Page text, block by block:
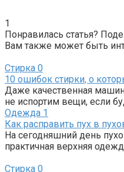
1
Понравилась статья?
Вам также может быть
Стирка 0
10 ошибок стирки, о
Даже качественная
не испортим вещи, если
Одежда 1
Как расправить пух в
На сегодняшний день
практичная верхняя
Стирка 0